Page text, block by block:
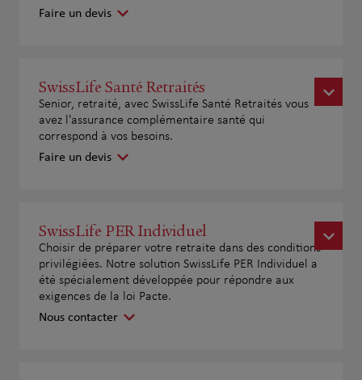
Faire un devis
SwissLife Santé Retraités
Senior, retraité, avec SwissLife Santé Retraités vous
avez l'assurance complémentaire santé qui
correspond à vos besoins.
Faire un devis
SwissLife PER Individuel
Choisir de préparer votre retraite dans des conditions
privilégiées. Notre solution SwissLife PER Individuel a
été spécialement développée pour répondre aux
exigences de la loi Pacte.
Nous contacter